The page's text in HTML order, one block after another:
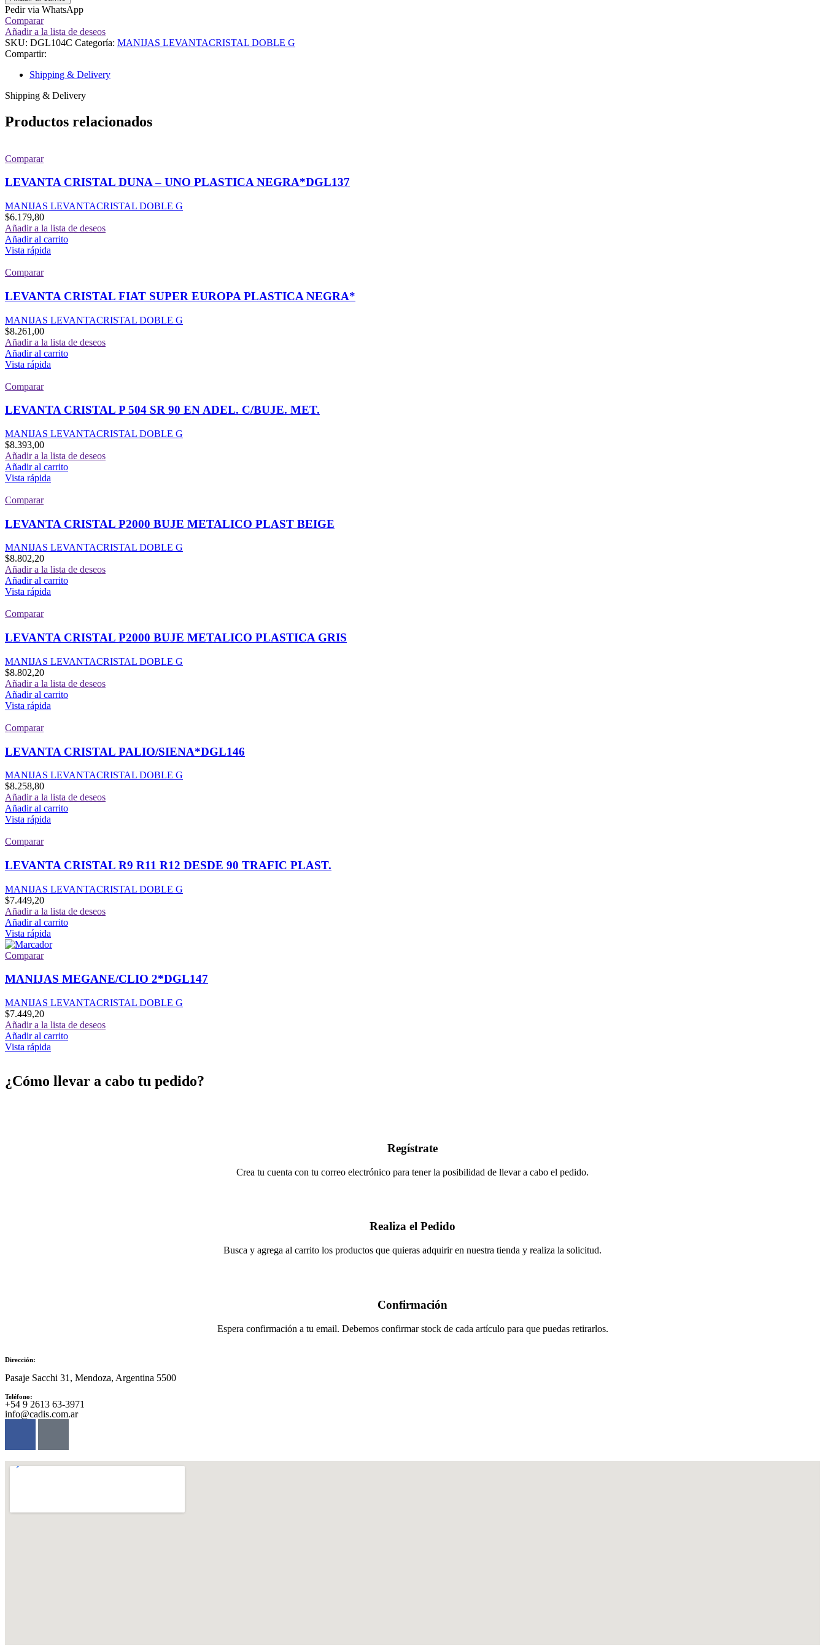
Pedir via WhatsApp
Comparar
Añadir a la lista de deseos
SKU: DGL104C Categoría: MANIJAS LEVANTACRISTAL DOBLE G
Compartir:
Shipping & Delivery
Shipping & Delivery
Productos relacionados
Comparar
LEVANTA CRISTAL DUNA – UNO PLASTICA NEGRA*DGL137
MANIJAS LEVANTACRISTAL DOBLE G
$6.179,80
Añadir a la lista de deseos
Añadir al carrito
Vista rápida
Comparar
LEVANTA CRISTAL FIAT SUPER EUROPA PLASTICA NEGRA*
MANIJAS LEVANTACRISTAL DOBLE G
$8.261,00
Añadir a la lista de deseos
Añadir al carrito
Vista rápida
Comparar
LEVANTA CRISTAL P 504 SR 90 EN ADEL. C/BUJE. MET.
MANIJAS LEVANTACRISTAL DOBLE G
$8.393,00
Añadir a la lista de deseos
Añadir al carrito
Vista rápida
Comparar
LEVANTA CRISTAL P2000 BUJE METALICO PLAST BEIGE
MANIJAS LEVANTACRISTAL DOBLE G
$8.802,20
Añadir a la lista de deseos
Añadir al carrito
Vista rápida
Comparar
LEVANTA CRISTAL P2000 BUJE METALICO PLASTICA GRIS
MANIJAS LEVANTACRISTAL DOBLE G
$8.802,20
Añadir a la lista de deseos
Añadir al carrito
Vista rápida
Comparar
LEVANTA CRISTAL PALIO/SIENA*DGL146
MANIJAS LEVANTACRISTAL DOBLE G
$8.258,80
Añadir a la lista de deseos
Añadir al carrito
Vista rápida
Comparar
LEVANTA CRISTAL R9 R11 R12 DESDE 90 TRAFIC PLAST.
MANIJAS LEVANTACRISTAL DOBLE G
$7.449,20
Añadir a la lista de deseos
Añadir al carrito
Vista rápida
Comparar
MANIJAS MEGANE/CLIO 2*DGL147
MANIJAS LEVANTACRISTAL DOBLE G
$7.449,20
Añadir a la lista de deseos
Añadir al carrito
Vista rápida
¿Cómo llevar a cabo tu pedido?
Regístrate
Crea tu cuenta con tu correo electrónico para tener la posibilidad de llevar a cabo el pedido.
Realiza el Pedido
Busca y agrega al carrito los productos que quieras adquirir en nuestra tienda y realiza la solicitud.
Confirmación
Espera confirmación a tu email. Debemos confirmar stock de cada artículo para que puedas retirarlos.
Dirección:
Pasaje Sacchi 31, Mendoza, Argentina 5500
Teléfono:
‪+54 9 2613 63‑3971‬
info@cadis.com.ar